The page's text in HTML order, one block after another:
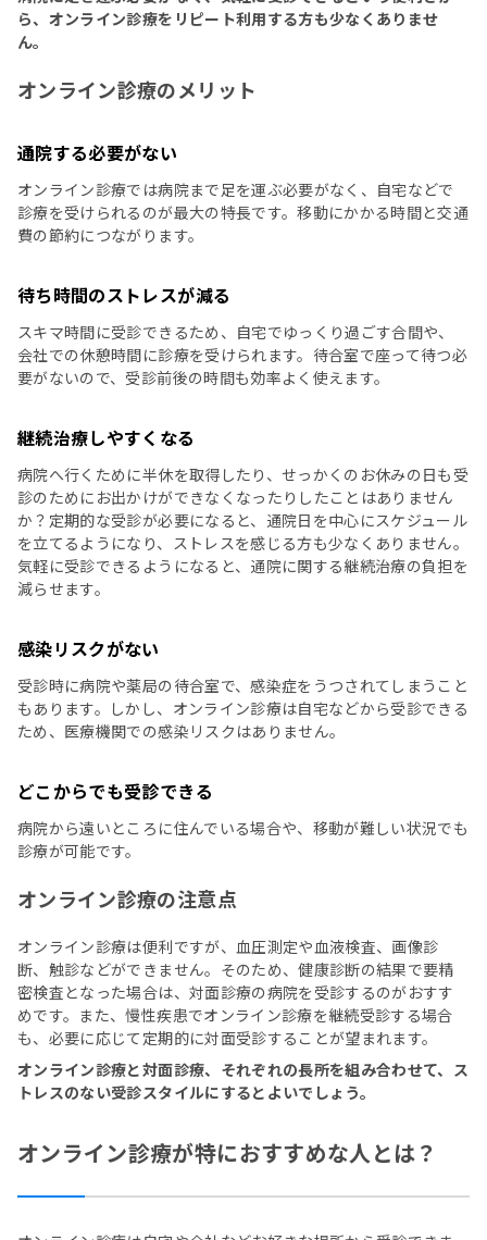
ら、オンライン診療をリピート利用する方も少なくありませ
ん。
オンライン診療のメリット
通院する必要がない
オンライン診療では病院まで足を運ぶ必要がなく、自宅などで
診療を受けられるのが最大の特長です。移動にかかる時間と交通
費の節約につながります。
待ち時間のストレスが減る
スキマ時間に受診できるため、自宅でゆっくり過ごす合間や、
会社での休憩時間に診療を受けられます。待合室で座って待つ必
要がないので、受診前後の時間も効率よく使えます。
継続治療しやすくなる
病院へ行くために半休を取得したり、せっかくのお休みの日も受
診のためにお出かけができなくなったりしたことはありません
か？定期的な受診が必要になると、通院日を中心にスケジュール
を立てるようになり、ストレスを感じる方も少なくありません。
気軽に受診できるようになると、通院に関する継続治療の負担を
減らせます。
感染リスクがない
受診時に病院や薬局の待合室で、感染症をうつされてしまうこと
もあります。しかし、オンライン診療は自宅などから受診できる
ため、医療機関での感染リスクはありません。
どこからでも受診できる
病院から遠いところに住んでいる場合や、移動が難しい状況でも
診療が可能です。
オンライン診療の注意点
オンライン診療は便利ですが、血圧測定や血液検査、画像診
断、触診などができません。そのため、健康診断の結果で要精
密検査となった場合は、対面診療の病院を受診するのがおすす
めです。また、慢性疾患でオンライン診療を継続受診する場合
も、必要に応じて定期的に対面受診することが望まれます。
オンライン診療と対面診療、それぞれの長所を組み合わせて、ス
トレスのない受診スタイルにするとよいでしょう。
オンライン診療が特におすすめな人とは？